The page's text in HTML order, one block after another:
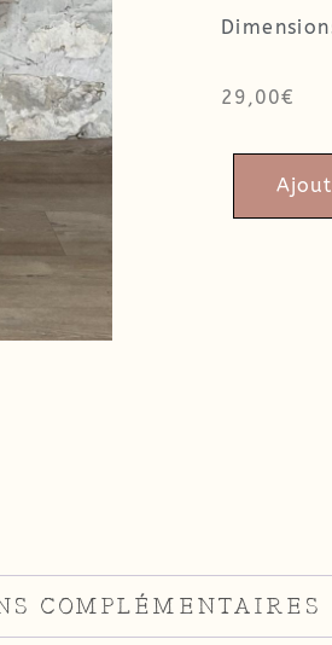
29,00€
COMPLÉMENTAIRES